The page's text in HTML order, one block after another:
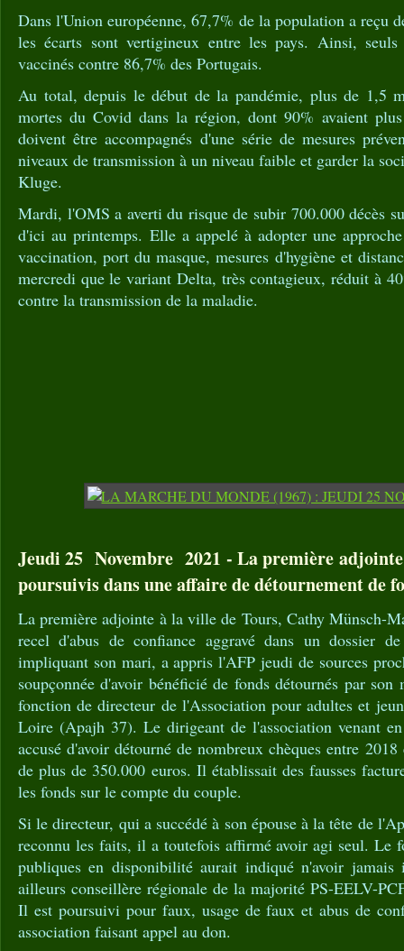
Dans l'Union européenne, 67,7% de la population a reçu
les écarts sont vertigineux entre les pays. Ainsi,
vaccinés contre 86,7% des Portugais.
Au total, depuis le début de la pandémie, plus de 1,5
mortes du Covid dans la région, dont 90% avaient
doivent être accompagnés d'une série de mesures
niveaux de transmission à un niveau faible et garder la
Kluge.
Mardi, l'OMS a averti du risque de subir 700.000 décès
d'ici au printemps. Elle a appelé à adopter une
vaccination, port du masque, mesures d'hygiène et
mercredi que le variant Delta, très contagieux, réduit à
contre la transmission de la maladie.
Jeudi 25 Novembre 2021 - La première
poursuivis dans une affaire de détournement de
La première adjointe à la ville de Tours, Cathy Münsch-
recel d'abus de confiance aggravé dans un dossier
impliquant son mari, a appris l'AFP jeudi de sources
soupçonnée d'avoir bénéficié de fonds détournés par
fonction de directeur de l'Association pour adultes et
Loire (Apajh 37). Le dirigeant de l'association venant
accusé d'avoir détourné de nombreux chèques entre
de plus de 350.000 euros. Il établissait des fausses
les fonds sur le compte du couple.
Si le directeur, qui a succédé à son épouse à la tête de
reconnu les faits, il a toutefois affirmé avoir agi seul. Le
publiques en disponibilité aurait indiqué n'avoir jamais
ailleurs conseillère régionale de la majorité PS-EELV-
Il est poursuivi pour faux, usage de faux et abus de
association faisant appel au don.